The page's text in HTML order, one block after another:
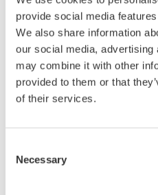
provide social media
We also share information
our social media,
may combine it with other
provided to them or that
of their services.
Selection
Necessary
Многожильный
Требуются AQ9340,
Диапазон мощности:
(AQ2200-232); от -90
Погрешность: ±1,8%
±2,5% (850 нм, AQ2200-
К интерфейсному